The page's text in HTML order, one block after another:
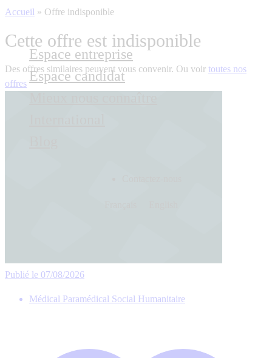
Espace entreprise
Espace candidat
Accueil » Offre indisponible
Cette offre est indisponible
Des offres similaires peuvent vous convenir. Ou voir toutes nos
offres
Publié le 07/08/2026
Médical Paramédical Social Humanitaire